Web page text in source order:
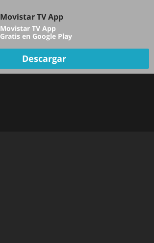
TV EN VIVO
Movistar TV App
Movistar TV App
Gratis en Google Play
Descargar